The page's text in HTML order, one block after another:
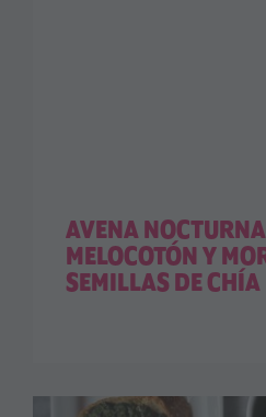
AVENA NOCTURNA
MELOCOTÓN Y
SEMILLAS DE CHÍA